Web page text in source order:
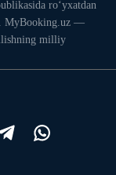
ro‘yxatdan
MyBooking.uz —
milliy